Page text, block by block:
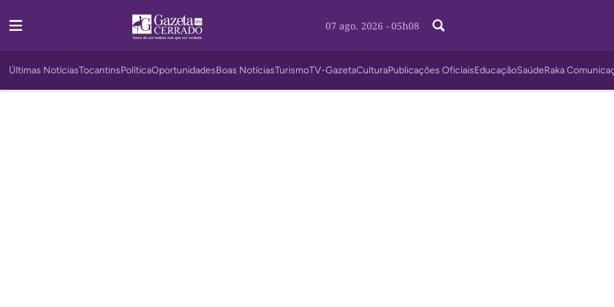
07 ago. 2026 - 05h08
Últimas NotíciasTocantinsPolíticaOportunidadesBoas NotíciasTurismoTV-GazetaCulturaPublicações OficiaisEducaçãoSaúdeRaka